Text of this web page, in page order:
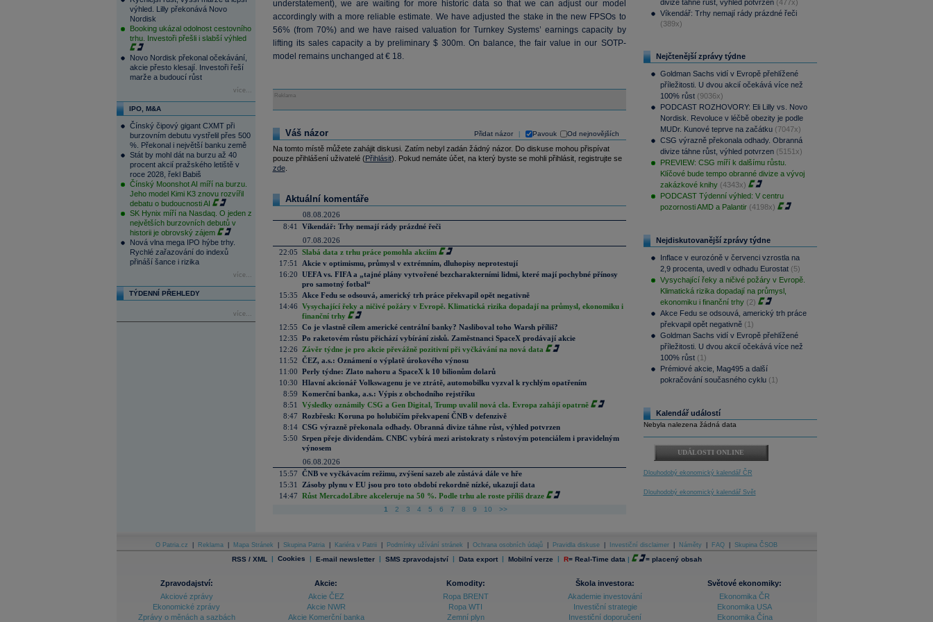
výhled. Lilly překonává Novo
Nordisk
Booking ukázal odolnost cestovního
trhu. Investoři přešli i slabší výhled
Novo Nordisk překonal očekávání,
akcie přesto klesají. Investoři řeší
marže a budoucí růst
více...
IPO, M&A
Čínský čipový gigant CXMT při
burzovním debutu vystřelil přes 500
%. Překonal i největší banku země
Stát by mohl dát na burzu až 40
procent akcií pražského letiště v
roce 2028, řekl Babiš
Čínský Moonshot AI míří na burzu.
Jeho model Kimi K3 znovu rozvířil
debatu o budoucnosti AI
SK Hynix míří na Nasdaq. O jeden z
největších burzovních debutů v
historii je obrovský zájem
Nová vlna mega IPO hýbe trhy.
Rychlé zařazování do indexů
přináší šance i rizika
více...
TÝDENNÍ PŘEHLEDY
více...
understatement), we are waiting for more historic data so that we can adjust our model
accordingly with a more reliable estimate. We have adjusted the stake in the new FPSOs to
56% (from 70%) and we have raised valuation for Turnkey Systems’ earnings capacity by
lifting its sales capacity a by preliminary $ 300m. On balance, the fair value in our SOTP-
model remains unchanged at € 18.
Reklama
Přidat názor Pavouk Od nejnovějších
Váš názor
Na tomto místě můžete zahájit diskusi. Zatím nebyl zadán žádný názor. Do diskuse mohou přispívat
pouze přihlášení uživatelé (Přihlásit). Pokud nemáte účet, na který byste se mohli přihlásit, registrujte se
zde.
Aktuální komentáře
08.08.2026
8:41
Víkendář: Trhy nemají rády prázdné řeči
07.08.2026
22:05 Slabá data z trhu práce pomohla akciím
17:51
Akcie v optimismu, průmysl v extrémním, dluhopisy neprotestují
16:20 UEFA vs. FIFA a „tajné plány vytvořené bezcharakterními lidmi, které mají pochybné přínosy
pro samotný fotbal“
15:35
Akce Fedu se odsouvá, americký trh práce překvapil opět negativně
14:46 Vysychající řeky a ničivé požáry v Evropě. Klimatická rizika dopadají na průmysl, ekonomiku i
finanční trhy
12:55 Co je vlastně cílem americké centrální banky? Nasliboval toho Warsh příliš?
12:35 Po raketovém růstu přichází vybírání zisků. Zaměstnanci SpaceX prodávají akcie
12:26
Závěr týdne je pro akcie převážně pozitivní při vyčkávání na nová data
11:52 ČEZ, a.s.: Oznámení o výplatě úrokového výnosu
11:00 Perly týdne: Zlato nahoru a SpaceX k 10 bilionům dolarů
10:30 Hlavní akcionář Volkswagenu je ve ztrátě, automobilku vyzval k rychlým opatřením
8:59 Komerční banka, a.s.: Výpis z obchodního rejstříku
8:51
Výsledky oznámily CSG a Gen Digital, Trump uvalil nová cla. Evropa zahájí opatrně
8:47 Rozbřesk: Koruna po holubičím překvapení ČNB v defenzivě
8:14 CSG výrazně překonala odhady. Obranná divize táhne růst, výhled potvrzen
5:50 Srpen přeje dividendám. CNBC vybírá mezi aristokraty s růstovým potenciálem i pravidelným
výnosem
06.08.2026
15:57 ČNB ve vyčkávacím režimu, zvýšení sazeb ale zůstává dále ve hře
15:31
Zásoby plynu v EU jsou pro toto období rekordně nízké, ukazují data
14:47 Růst MercadoLibre akceleruje na 50 %. Podle trhu ale roste příliš draze
1 2 3 4 5 6 7 8 9 10 >>
divize táhne růst, výhled potvrzen (477x)
Víkendář: Trhy nemají rády prázdné řeči
(389x)
Nejčtenější zprávy týdne
Goldman Sachs vidí v Evropě přehlížené
příležitosti. U dvou akcií očekává více než
100% růst (9036x)
PODCAST ROZHOVORY: Eli Lilly vs. Novo
Nordisk. Revoluce v léčbě obezity je podle
MUDr. Kunové teprve na začátku (7047x)
CSG výrazně překonala odhady. Obranná
divize táhne růst, výhled potvrzen (5151x)
PREVIEW: CSG míří k dalšímu růstu.
Klíčové bude tempo obranné divize a vývoj
zakázkové knihy (4343x)
PODCAST Týdenní výhled: V centru
pozornosti AMD a Palantir (4198x)
Nejdiskutovanější zprávy týdne
Inflace v eurozóně v červenci vzrostla na
2,9 procenta, uvedl v odhadu Eurostat (5)
Vysychající řeky a ničivé požáry v Evropě.
Klimatická rizika dopadají na průmysl,
ekonomiku i finanční trhy (2)
Akce Fedu se odsouvá, americký trh práce
překvapil opět negativně (1)
Goldman Sachs vidí v Evropě přehlížené
příležitosti. U dvou akcií očekává více než
100% růst (1)
Prémiové akcie, Mag495 a další
pokračování současného cyklu (1)
Kalendář událostí
Nebyla nalezena žádná data
UDÁLOSTI ONLINE
Dlouhodobý ekonomický kalendář ČR
Dlouhodobý ekonomický kalendář Svět
O Patria.cz Reklama Mapa Stránek Skupina Patria Kariéra v Patrii Podmínky užívání stránek Ochrana osobních údajů Pravidla diskuse Investiční disclaimer Náměty FAQ Skupina ČSOB
RSS / XML | Cookies | E-mail newsletter | SMS zpravodajství | Data export | Mobilní verze | R= Real-Time data | = placený obsah
Zpravodajství:
Akciové zprávy
Ekonomické zprávy
Zprávy o měnách a sazbách
Akcie:
Akcie ČEZ
Akcie NWR
Akcie Komerční banka
Komodity:
Ropa BRENT
Ropa WTI
Zemní plyn
Škola investora:
Akademie investování
Investiční strategie
Investiční doporučení
Světové ekonomiky:
Ekonomika ČR
Ekonomika USA
Ekonomika Čína